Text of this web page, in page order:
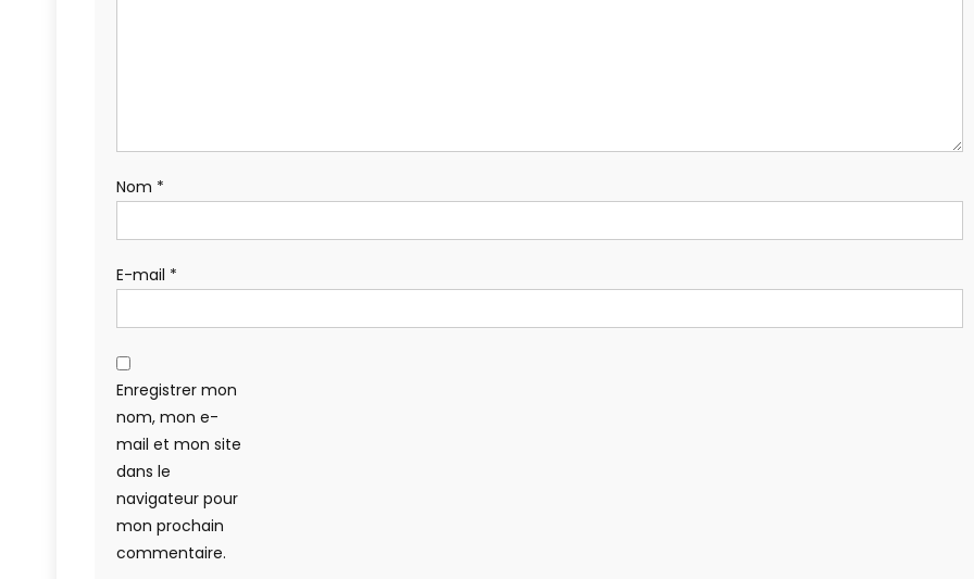
Nom *
E-mail *
Enregistrer mon
nom, mon e-
mail et mon site
dans le
navigateur pour
mon prochain
commentaire.